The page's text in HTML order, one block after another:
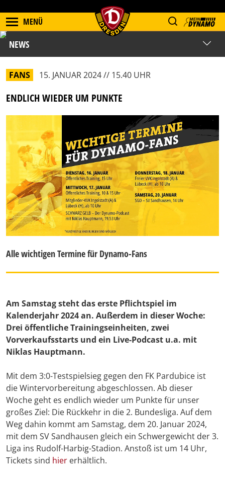
MENÜ
NEWS
FANS 15. JANUAR 2024 // 15.40 UHR
ENDLICH WIEDER UM PUNKTE
Alle wichtigen Termine für Dynamo-Fans
Am Samstag steht das erste Pflichtspiel im
Kalenderjahr 2024 an. Außerdem in dieser Woche:
Drei öffentliche Trainingseinheiten, zwei
Vorverkaufsstarts und ein Live-Podcast u.a. mit
Niklas Hauptmann.
Mit dem 3:0-Testspielsieg gegen den FK Pardubice ist
die Wintervorbereitung abgeschlossen. Ab dieser
Woche geht es endlich wieder um Punkte für unser
großes Ziel: Die Rückkehr in die 2. Bundesliga. Auf dem
Weg dahin kommt am Samstag, dem 20. Januar 2024,
mit dem SV Sandhausen gleich ein Schwergewicht der 3.
Liga ins Rudolf-Harbig-Stadion. Anstoß ist um 14 Uhr,
Tickets sind hier erhältlich.